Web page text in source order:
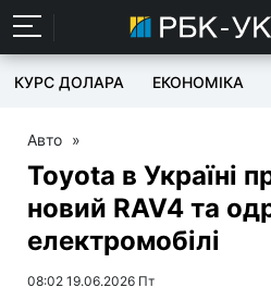
КУРС ДОЛАРА ЕКОНОМІКА
Авто »
Toyota в Україні
новий RAV4 та
електромобілі
08:02 19.06.2026 Пт